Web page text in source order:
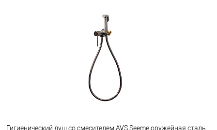
Гигиенический душ со смесителем AVS Seeme оружейная сталь